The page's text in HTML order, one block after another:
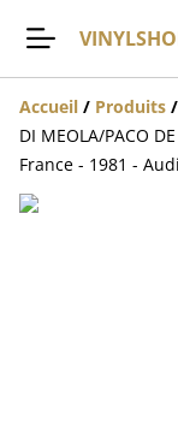
Accueil / Produits /
DI MEOLA/PACO
France - 1981 -